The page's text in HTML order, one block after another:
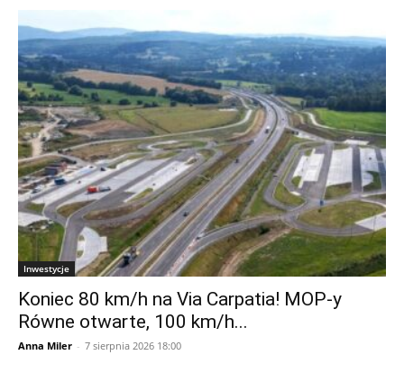
Inwestycje
Koniec 80 km/h na Via Carpatia! MOP-y
Równe otwarte, 100 km/h...
Anna Miler - 7 sierpnia 2026 18:00